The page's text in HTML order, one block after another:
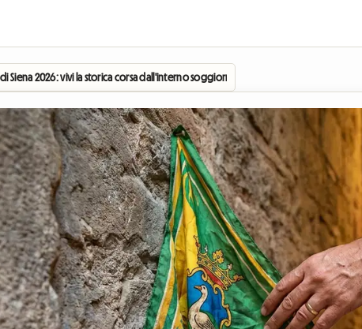
di Siena 2026: vivi la storica corsa dall'interno soggiornando in una camera presso